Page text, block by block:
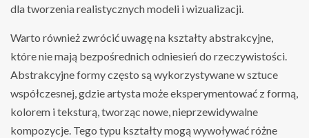
dla tworzenia realistycznych modeli i wizualizacji.
Warto również zwrócić uwagę na kształty abstrakcyjne,
które nie mają bezpośrednich odniesień do rzeczywistości.
Abstrakcyjne formy często są wykorzystywane w sztuce
współczesnej, gdzie artysta może eksperymentować z formą,
kolorem i teksturą, tworząc nowe, nieprzewidywalne
kompozycje. Tego typu kształty mogą wywoływać różne